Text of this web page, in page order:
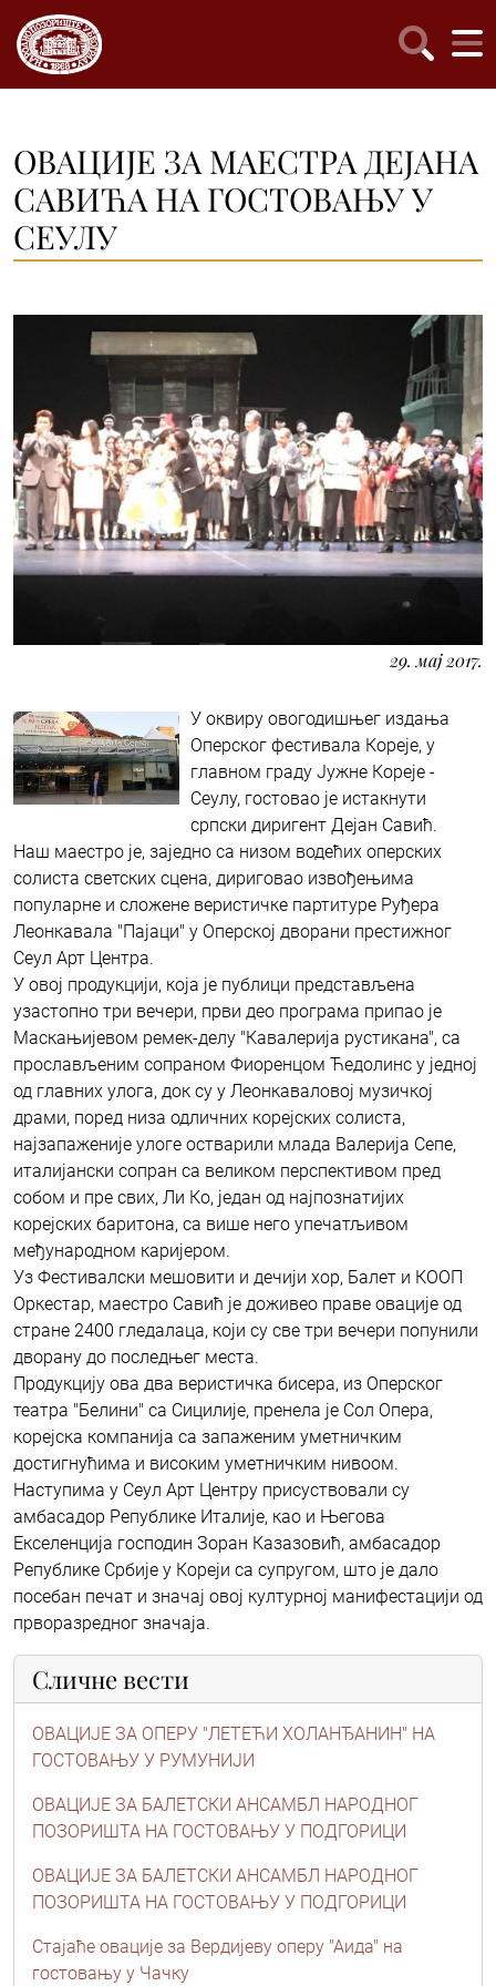
ОВАЦИЈЕ ЗА МАЕСТРА ДЕЈАНА
САВИЋА НА ГОСТОВАЊУ У
СЕУЛУ
29. мај 2017.
У оквиру овогодишњег издања
Оперског фестивала Кореје, у
главном граду Јужне Кореје -
Сеулу, гостовао је истакнути
српски диригент Дејан Савић.
Наш маестро је, заједно са низом водећих оперских
солиста светских сцена, дириговао извођењима
популарне и сложене веристичке партитуре Руђера
Леонкавала "Пајаци" у Оперској дворани престижног
Сеул Арт Центра.
У овој продукцији, која је публици представљена
узастопно три вечери, први део програма припао је
Маскањијевом ремек-делу "Кавалерија рустикана", са
прослављеним сопраном Фиоренцом Ћедолинс у једној
од главних улога, док су у Леонкаваловој музичкој
драми, поред низа одличних корејских солиста,
најзапаженије улоге остварили млада Валерија Сепе,
италијански сопран са великом перспективом пред
собом и пре свих, Ли Ко, један од најпознатијих
корејских баритона, са више него упечатљивом
међународном каријером.
Уз Фестивалски мешовити и дечији хор, Балет и КООП
Оркестар, маестро Савић је доживео праве овације од
стране 2400 гледалаца, који су све три вечери попунили
дворану до последњег места.
Продукцију ова два веристичка бисера, из Оперског
театра "Белини" са Сицилије, пренела је Сол Опера,
корејска компанија са запаженим уметничким
достигнућима и високим уметничким нивоом.
Наступима у Сеул Арт Центру присуствовали су
амбасадор Републике Италије, као и Његова
Екселенција господин Зоран Казазовић, амбасадор
Републике Србије у Кореји са супругом, што је дало
посебан печат и значај овој културној манифестацији од
прворазредног значаја.
Сличне вести
ОВАЦИЈЕ ЗА ОПЕРУ "ЛЕТЕЋИ ХОЛАНЂАНИН" НА
ГОСТОВАЊУ У РУМУНИЈИ
ОВАЦИЈЕ ЗА БАЛЕТСКИ АНСАМБЛ НАРОДНОГ
ПОЗОРИШТА НА ГОСТОВАЊУ У ПОДГОРИЦИ
ОВАЦИЈЕ ЗА БАЛЕТСКИ АНСАМБЛ НАРОДНОГ
ПОЗОРИШТА НА ГОСТОВАЊУ У ПОДГОРИЦИ
Стајаће овације за Вердијеву оперу "Аида" на
гостовању у Чачку